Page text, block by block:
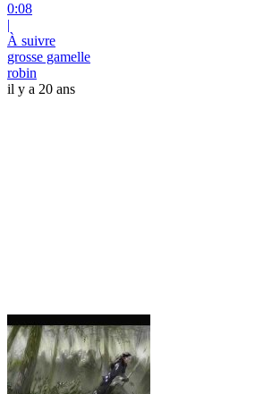
0:08
|
À suivre
grosse gamelle
robin
il y a 20 ans